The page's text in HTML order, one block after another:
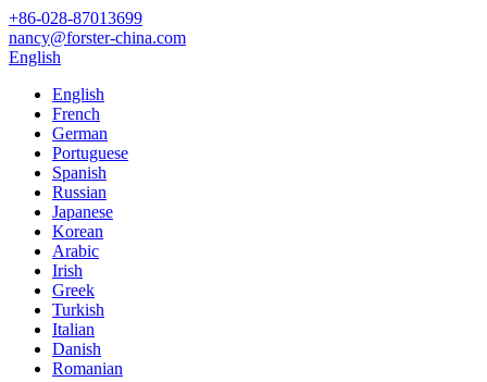
+86-028-87013699
nancy@forster-china.com
English
English
French
German
Portuguese
Spanish
Russian
Japanese
Korean
Arabic
Irish
Greek
Turkish
Italian
Danish
Romanian